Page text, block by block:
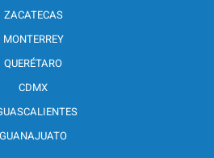
ZACATECAS
MONTERREY
QUERÉTARO
CDMX
GUANAJUATO